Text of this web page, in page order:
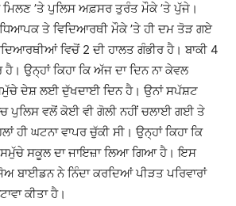
’ਤੇ ਪੁਲਿਸ ਅਫ਼ਸਰ ਤੁਰੰਤ ਮੌਕੇ ’ਤੇ ਪੁੱਜੇ।
ਤੇ ਵਿਦਿਆਰਥੀ ਮੌਕੇ ’ਤੇ ਹੀ ਦਮ ਤੋੜ ਗਏ
ਵਿਚੋਂ 2 ਦੀ ਹਾਲਤ ਗੰਭੀਰ ਹੈ। ਬਾਕੀ 4
ਉਨ੍ਹਾਂ ਕਿਹਾ ਕਿ ਅੱਜ ਦਾ ਦਿਨ ਨਾ ਕੇਵਲ
ਦੇਸ਼ ਲਈ ਦੁੱਖਦਾਈ ਦਿਨ ਹੈ। ਉਨਾਂ ਸਪੱਸ਼ਟ
ਪੁਲਿਸ ਵਲੋਂ ਕੋਈ ਵੀ ਗੋਲੀ ਨਹੀਂ ਚਲਾਈ ਗਈ ਤੇ
ਹੀ ਘਟਨਾ ਵਾਪਰ ਚੁੱਕੀ ਸੀ। ਉਨ੍ਹਾਂ ਕਿਹਾ ਕਿ
ਸਮੁੱਚੇ ਸਕੂਲ ਦਾ ਜਾਇਜ਼ਾ ਲਿਆ ਗਿਆ ਹੈ। ਇਸ
ਬਾਈਡਨ ਨੇ ਨਿੰਦਾ ਕਰਦਿਆਂ ਪੀੜਤ ਪਰਿਵਾਰਾਂ
ਕੀਤਾ ਹੈ।